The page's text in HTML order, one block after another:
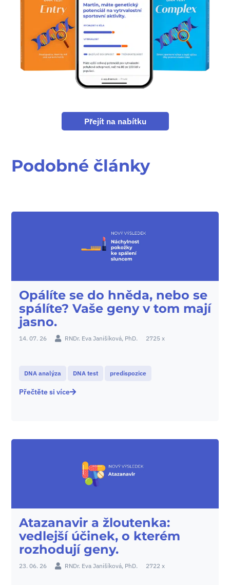
Přejít na nabítku
Podobné články
Opálíte se do hněda, nebo se
spálíte? Vaše geny v tom mají
jasno.
14. 07. 26 RNDr. Eva Janišíková, PhD. 2725 x
DNA analýza DNA test predispozice
Přečtěte si více
Atazanavir a žloutenka:
vedlejší účinek, o kterém
rozhodují geny.
23. 06. 26 RNDr. Eva Janišíková, PhD. 2722 x